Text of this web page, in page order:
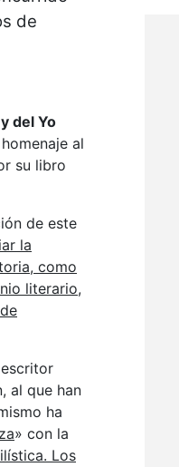
de
del Yo
al
su libro
de este
la
como
literario,
al que han
ha
» con la
Los